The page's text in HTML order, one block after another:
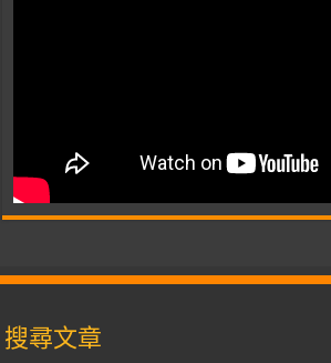
搜尋文章